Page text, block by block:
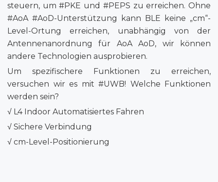
steuern, um #PKE und #PEPS zu erreichen. Ohne
#AoA #AoD-Unterstützung kann BLE keine „cm“-
Level-Ortung erreichen, unabhängig von der
Antennenanordnung für AoA AoD, wir können
andere Technologien ausprobieren.
Um spezifischere Funktionen zu erreichen,
versuchen wir es mit #UWB! Welche Funktionen
werden sein?
√ L4 Indoor Automatisiertes Fahren
√ Sichere Verbindung
√ cm-Level-Positionierung